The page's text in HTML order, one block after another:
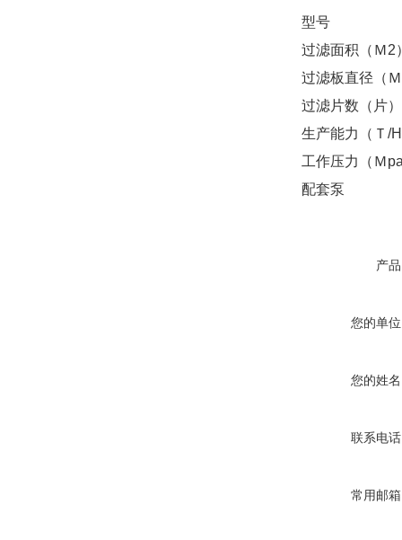
型号
过滤面积（Ｍ2
过滤板直径（
过滤片数（片）
生产能力（Ｔ/
工作压力（Ｍ
配套泵
产
您的单
您的姓
联系电
常用邮